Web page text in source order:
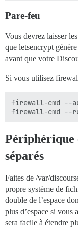
Pare-feu
Vous devrez laisser
que letsencrypt
avant que votre
Si vous utilisez
firewall-cmd --
Périphérique
séparés
Faites de /var/
propre système de
double de l’espace
plus d’espace si
sera facile à étendre